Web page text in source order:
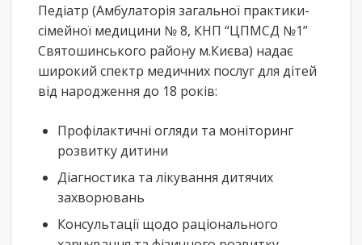
Педіатр (Амбулаторія загальної практики-
сімейної медицини № 8, КНП “ЦПМСД №1”
Святошинського району м.Києва) надає
широкий спектр медичних послуг для дітей
від народження до 18 років:
Профілактичні огляди та моніторинг
розвитку дитини
Діагностика та лікування дитячих
захворювань
Консультації щодо раціонального